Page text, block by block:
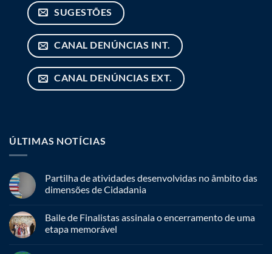
SUGESTÕES
CANAL DENÚNCIAS INT.
CANAL DENÚNCIAS EXT.
ÚLTIMAS NOTÍCIAS
Partilha de atividades desenvolvidas no âmbito das
dimensões de Cidadania
Baile de Finalistas assinala o encerramento de uma
etapa memorável